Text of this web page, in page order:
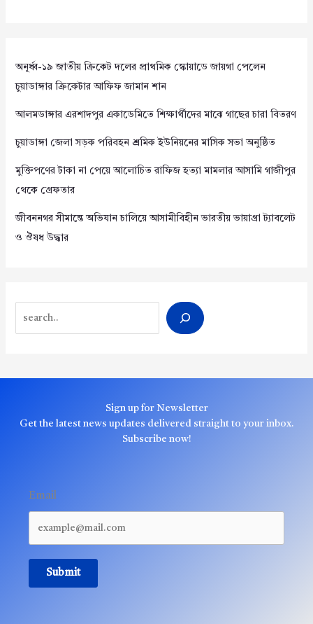
অনূর্ধ্ব-১৯ জাতীয় ক্রিকেট দলের প্রাথমিক স্কোয়াডে জায়গা পেলেন
চুয়াডাঙ্গার ক্রিকেটার আফিফ জামান শান
আলমডাঙ্গার এরশাদপুর একাডেমিতে শিক্ষার্থীদের মাঝে গাছের চারা বিতরণ
চুয়াডাঙ্গা জেলা সড়ক পরিবহন শ্রমিক ইউনিয়নের মাসিক সভা অনুষ্ঠিত
মুক্তিপণের টাকা না পেয়ে আলোচিত রাফিজ হত্যা মামলার আসামি গাজীপুর
থেকে গ্রেফতার
জীবননগর সীমান্তে অভিযান চালিয়ে আসামীবিহীন ভারতীয় ভায়াগ্রা ট্যাবলেট
ও ঔষধ উদ্ধার
Sign up for Newsletter
Get the latest news updates delivered straight to your inbox.
Subscribe now!
Email
Submit